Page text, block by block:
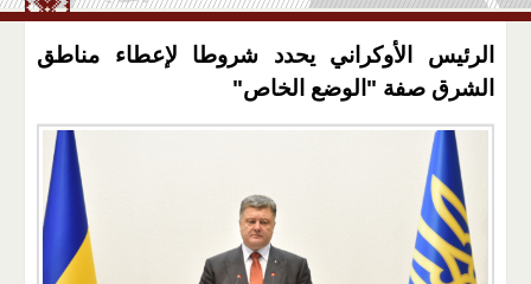
الرئيس الأوكراني يحدد شروطا لإعطاء مناطق
الشرق صفة "الوضع الخاص"